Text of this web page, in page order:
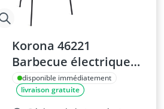
Korona 46221
Barbecue électrique
sur pied
disponible immédiatement
livraison gratuite